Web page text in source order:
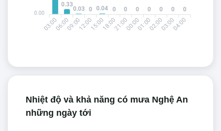
03:0006:0009:0012:0015:0018:0021:0000:0001:0002:0003:0004:00
0.33
0.03 0 0.04 0 0 0 0 0 0 0
0.00
Nhiệt độ và khả năng có mưa Nghệ An
những ngày tới